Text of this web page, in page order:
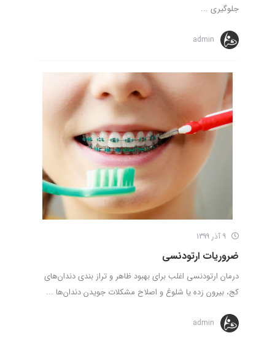
جلوگیری ...
admin
ضروریات ارتودنسی
درمان ارتودنسی اغلب برای بهبود ظاهر و تراز بندی دندان‌های
کج، بیرون زده یا شلوغ و اصلاح مشکلات جویدن دندان‌ها ...
admin